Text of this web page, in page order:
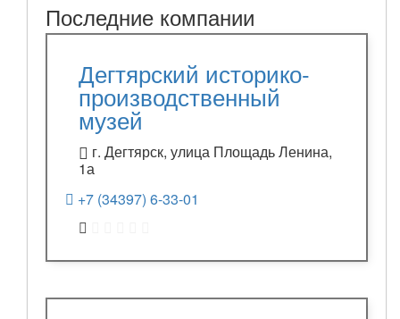
Последние компании
Дегтярский историко-
производственный
музей
г. Дегтярск, улица Площадь Ленина,
1а
+7 (34397) 6-33-01